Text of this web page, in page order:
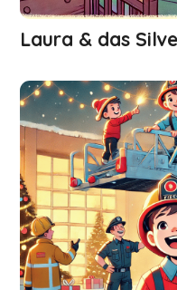
Laura & das